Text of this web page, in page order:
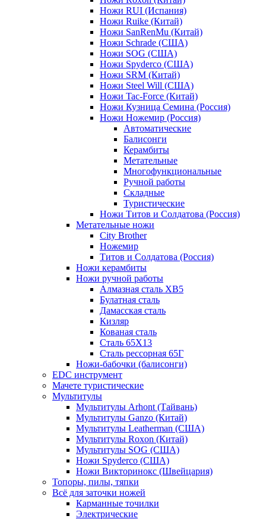
Ножи RUI (Испания)
Ножи Ruike (Китай)
Ножи SanRenMu (Китай)
Ножи Schrade (США)
Ножи SOG (США)
Ножи Spyderco (США)
Ножи SRM (Китай)
Ножи Steel Will (США)
Ножи Tac-Force (Китай)
Ножи Кузница Семина (Россия)
Ножи Ножемир (Россия)
Автоматические
Балисонги
Керамбиты
Метательные
Многофункциональные
Ручной работы
Складные
Туристические
Ножи Титов и Солдатова (Россия)
Метательные ножи
City Brother
Ножемир
Титов и Солдатова (Россия)
Ножи керамбиты
Ножи ручной работы
Алмазная сталь ХВ5
Булатная сталь
Дамасская сталь
Кизляр
Кованая сталь
Сталь 65Х13
Сталь рессорная 65Г
Ножи-бабочки (балисонги)
EDC инструмент
Мачете туристические
Мультитулы
Мультитулы Arhont (Тайвань)
Мультитулы Ganzo (Китай)
Мультитулы Leatherman (США)
Мультитулы Roxon (Китай)
Мультитулы SOG (США)
Ножи Spyderco (США)
Ножи Викторинокс (Швейцария)
Топоры, пилы, тяпки
Всё для заточки ножей
Карманные точилки
Электрические